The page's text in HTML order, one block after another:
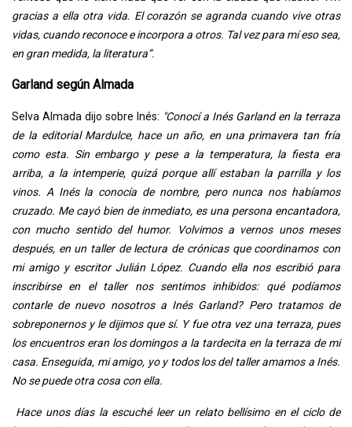
gracias a ella otra vida. El corazón se agranda cuando vive otras
vidas, cuando reconoce e incorpora a otros. Tal vez para mí eso sea,
en gran medida, la literatura”.
Garland según Almada
Selva Almada dijo sobre Inés: "Conocí a Inés Garland en la terraza
de la editorial Mardulce, hace un año, en una primavera tan fría
como esta. Sin embargo y pese a la temperatura, la fiesta era
arriba, a la intemperie, quizá porque allí estaban la parrilla y los
vinos. A Inés la conocía de nombre, pero nunca nos habíamos
cruzado. Me cayó bien de inmediato, es una persona encantadora,
con mucho sentido del humor. Volvimos a vernos unos meses
después, en un taller de lectura de crónicas que coordinamos con
mi amigo y escritor Julián López. Cuando ella nos escribió para
inscribirse en el taller nos sentimos inhibidos: qué podíamos
contarle de nuevo nosotros a Inés Garland? Pero tratamos de
sobreponernos y le dijimos que sí. Y fue otra vez una terraza, pues
los encuentros eran los domingos a la tardecita en la terraza de mi
casa. Enseguida, mi amigo, yo y todos los del taller amamos a Inés.
No se puede otra cosa con ella.
Hace unos días la escuché leer un relato bellísimo en el ciclo de